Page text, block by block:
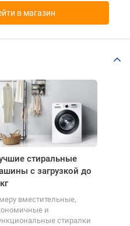
в магазин
стиральные
с загрузкой до
вместительные,
и
стиралки